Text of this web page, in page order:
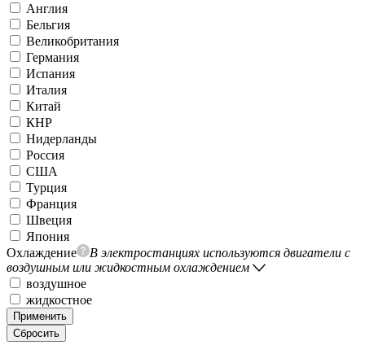
Англия
Бельгия
Великобритания
Германия
Испания
Италия
Китай
КНР
Нидерланды
Россия
США
Турция
Франция
Швеция
Япония
Охлаждение
В электростанциях используются двигатели с
воздушным или жидкостным охлаждением
воздушное
жидкостное
Применить
Сбросить